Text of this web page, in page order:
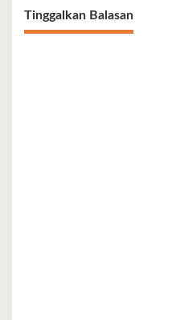
Tinggalkan Balasan